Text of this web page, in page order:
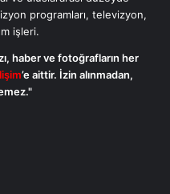
programları, televizyon,
işleri.
haber ve fotoğrafların her
’e aittir. İzin alınmadan,